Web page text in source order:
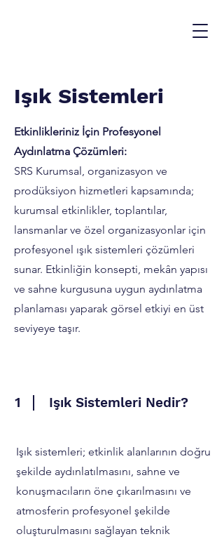
Işık Sistemleri
Etkinlikleriniz İçin Profesyonel
Aydınlatma Çözümleri:
SRS Kurumsal, organizasyon ve
prodüksiyon hizmetleri kapsamında;
kurumsal etkinlikler, toplantılar,
lansmanlar ve özel organizasyonlar için
profesyonel ışık sistemleri çözümleri
sunar. Etkinliğin konsepti, mekân yapısı
ve sahne kurgusuna uygun aydınlatma
planlaması yaparak görsel etkiyi en üst
seviyeye taşır.
1 Işık Sistemleri Nedir?
Işık sistemleri; etkinlik alanlarının doğru
şekilde aydınlatılmasını, sahne ve
konuşmacıların öne çıkarılmasını ve
atmosferin profesyonel şekilde
oluşturulmasını sağlayan teknik